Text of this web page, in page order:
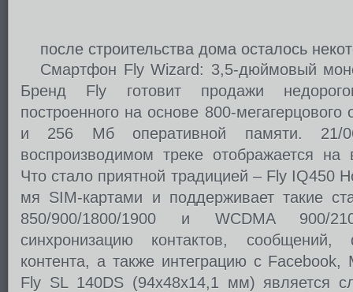
после строительства дома осталось
Смартфон Fly Wizard: 3,5-дюймовый
Бренд Fly готовит продажи
построенного на основе 800-мегагерцового
и 256 Мб оперативной памяти. 21/
воспроизводимом треке отображается
Что стало приятной традицией – Fly IQ450
мя SIM-картами и поддерживает такие
850/900/1800/1900 и WCDMA 900/
синхронизацию контактов,
контента, а также интеграцию с
Fly SL 140DS (94x48х14,1 мм) является